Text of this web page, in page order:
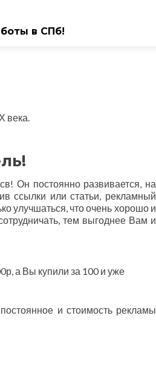
в СПб!
века.
Он постоянно развивается, на
ссылки или статьи, рекламный
улучшаться, что очень хорошо и
тем выгоднее Вам и
а Вы купили за 100 и уже
и стоимость рекламы